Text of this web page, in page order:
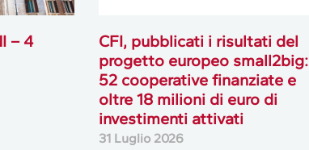
– 4
CFI, pubblicati i risultati del
progetto europeo small2big:
52 cooperative finanziate e
oltre 18 milioni di euro di
investimenti attivati
31 Luglio 2026